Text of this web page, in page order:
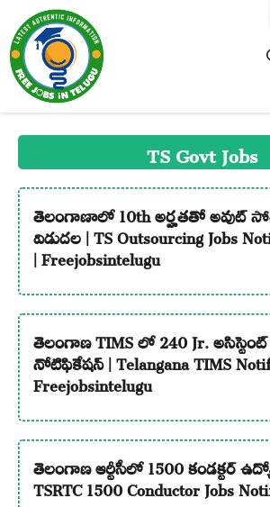
content
TS Govt Jobs
తెలంగాణాలో 10th అర్హతతో అవుట్
విడుదల | TS Outsourcing Jobs
| Freejobsintelugu
తెలంగాణ TIMS లో 240 Jr.
నోటిఫికేషన్ | Telangana TIMS
Freejobsintelugu
తెలంగాణ ఆర్టీసీలో 1500 కండక్టర్
TSRTC 1500 Conductor Jobs